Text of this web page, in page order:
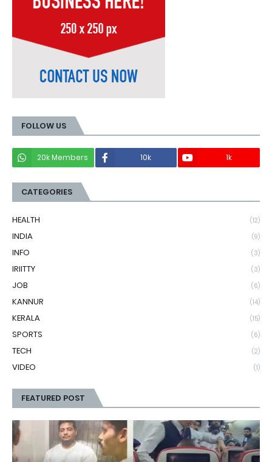
FOLLOW US
20k Members 10k 1k
CATEGORIES
HEALTH (12)
INDIA (9)
INFO (3)
IRIITTY (3)
JOB (6)
KANNUR (14)
KERALA (15)
SPORTS (6)
TECH (2)
VIDEO (1)
FEATURED POST